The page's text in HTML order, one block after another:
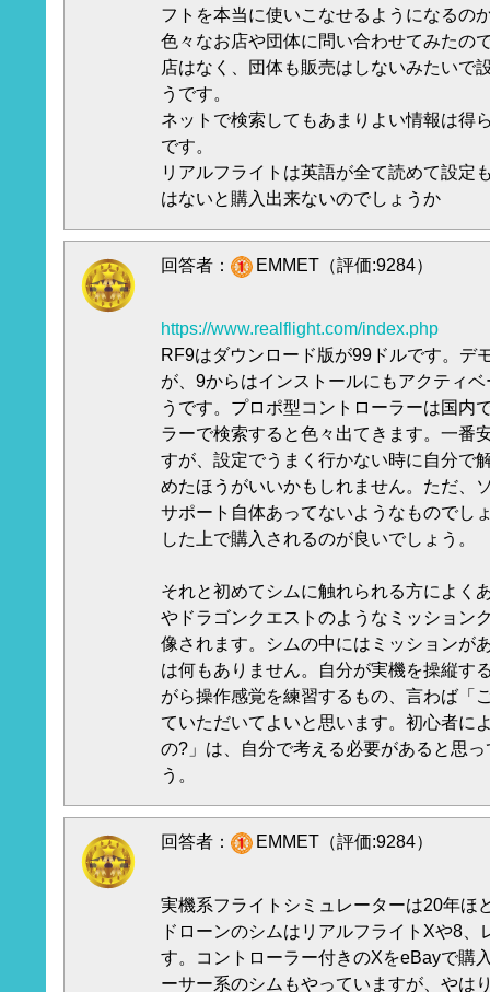
フトを本当に使いこなせるようになるの
色々なお店や団体に問い合わせてみたの
店はなく、団体も販売はしないみたいで
うです。
ネットで検索してもあまりよい情報は得
です。
リアルフライトは英語が全て読めて設定
はないと購入出来ないのでしょうか
回答者： EMMET（評価:9284）
https://www.realflight.com/index.php
RF9はダウンロード版が99ドルです。デ
が、9からはインストールにもアクティ
うです。プロポ型コントローラーは国内
ラーで検索すると色々出てきます。一番
すが、設定でうまく行かない時に自分で
めたほうがいいかもしれません。ただ、
サポート自体あってないようなものでし
した上で購入されるのが良いでしょう。
それと初めてシムに触れられる方によく
やドラゴンクエストのようなミッション
像されます。シムの中にはミッションが
は何もありません。自分が実機を操縦す
がら操作感覚を練習するもの、言わば「
ていただいてよいと思います。初心者に
の?」は、自分で考える必要があると思
う。
回答者： EMMET（評価:9284）
実機系フライトシミュレーターは20年ほ
ドローンのシムはリアルフライトXや8
す。コントローラー付きのXをeBayで購
ーサー系のシムもやっていますが、やは